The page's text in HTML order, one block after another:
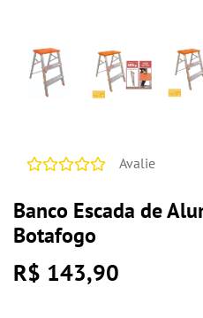
Avalie
Banco Escada de
Botafogo
R$ 143,90